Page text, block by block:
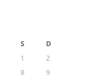
S
D
1
2
8
9